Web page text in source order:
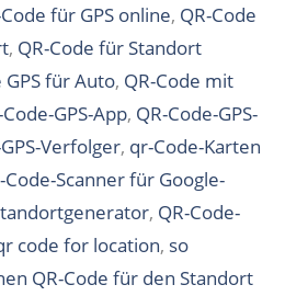
für GPS online, QR-Code
, QR-Code für Standort
GPS für Auto, QR-Code mit
Code-GPS-App, QR-Code-GPS-
Verfolger, qr-Code-Karten
Code-Scanner für Google-
, QR-Code-
code for location, so
QR-Code für den Standort